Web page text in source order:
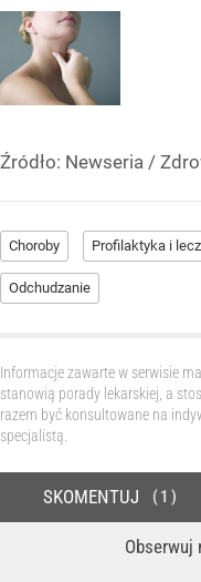
Źródło: Newseria /
Choroby Profilaktyka i
Odchudzanie
Informacje zawarte w serwisie
stanowią porady lekarskiej, a
razem być konsultowane na
specjalistą.
Obserwuj
SKOMENTUJ 1